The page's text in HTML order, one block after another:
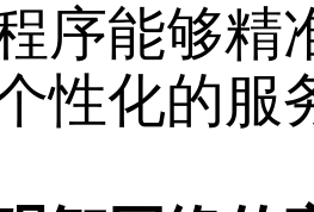
序能够精
性化的服